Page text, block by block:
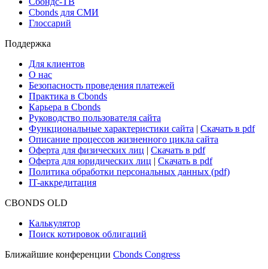
Cbonds для СМИ
Глоссарий
Поддержка
Для клиентов
О нас
Безопасность проведения платежей
Практика в Cbonds
Карьера в Cbonds
Руководство пользователя сайта
Функциональные характеристики сайта | Скачать в pdf
Описание процессов жизненного цикла сайта
Оферта для физических лиц | Скачать в pdf
Оферта для юридических лиц | Скачать в pdf
Политика обработки персональных данных (pdf)
IT-аккредитация
CBONDS OLD
Калькулятор
Поиск котировок облигаций
Ближайшие конференции Cbonds Congress